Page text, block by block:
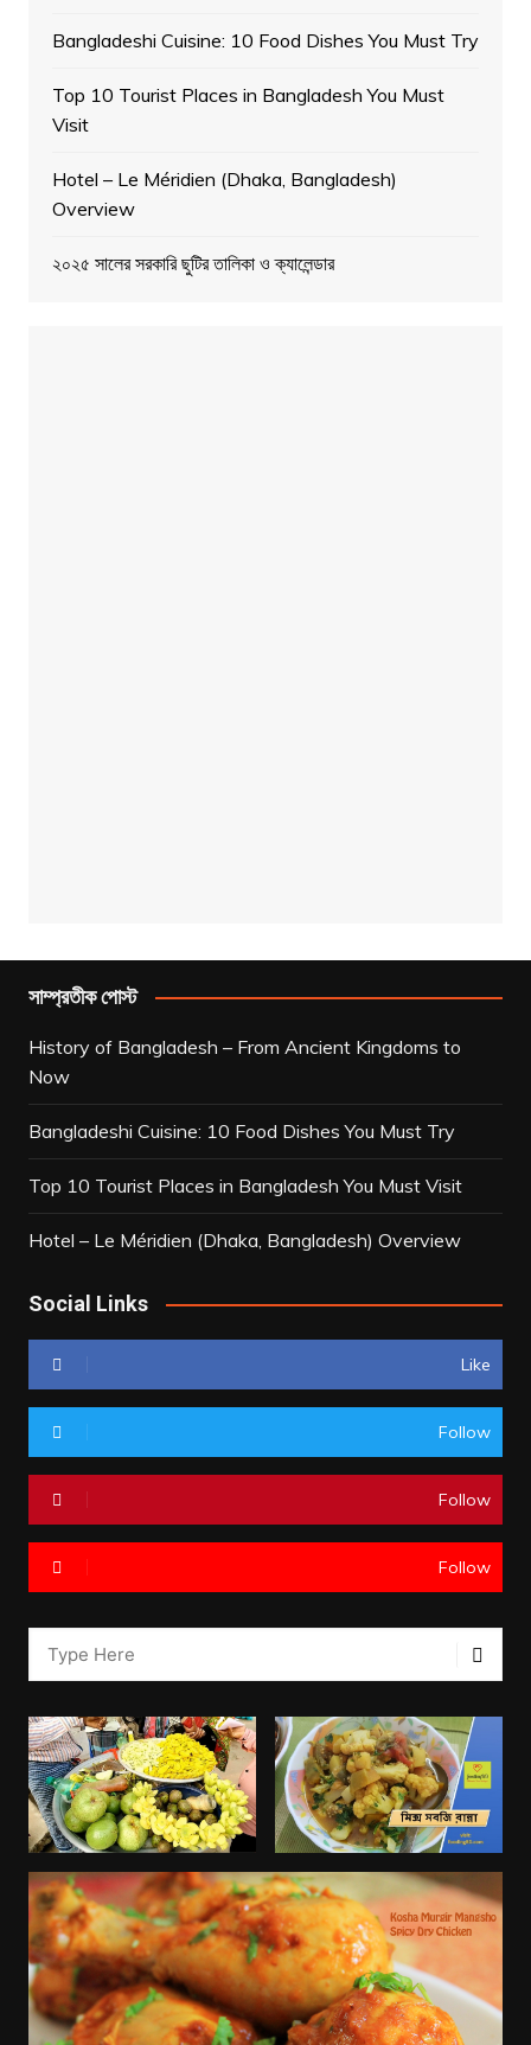
Bangladeshi Cuisine: 10 Food Dishes You Must Try
Top 10 Tourist Places in Bangladesh You Must
Visit
Hotel – Le Méridien (Dhaka, Bangladesh)
Overview
২০২৫ সালের সরকারি ছুটির তালিকা ও ক্যালেন্ডার
সাম্প্রতীক পোস্ট
History of Bangladesh – From Ancient Kingdoms to
Now
Bangladeshi Cuisine: 10 Food Dishes You Must Try
Top 10 Tourist Places in Bangladesh You Must Visit
Hotel – Le Méridien (Dhaka, Bangladesh) Overview
Social Links
Like
Follow
Follow
Follow